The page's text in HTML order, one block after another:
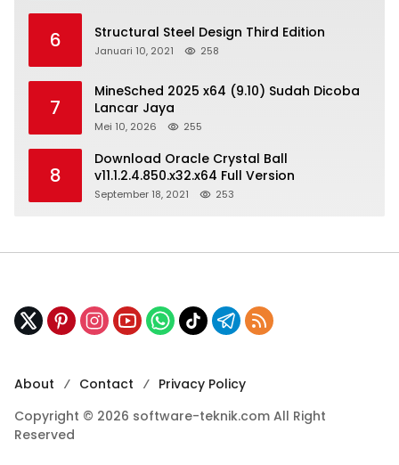
6 Structural Steel Design Third Edition
Januari 10, 2021 258
7
MineSched 2025 x64 (9.10) Sudah Dicoba
Lancar Jaya
Mei 10, 2026 255
8
Download Oracle Crystal Ball
v11.1.2.4.850.x32.x64 Full Version
September 18, 2021 253
About Contact
Privacy Policy
Copyright © 2026 software-teknik.com All Right
Reserved